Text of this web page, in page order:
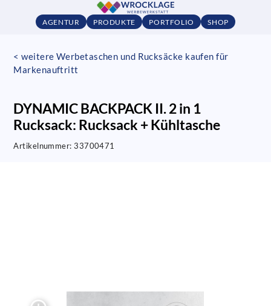
AGENTUR PRODUKTE PORTFOLIO SHOP
< weitere Werbetaschen und Rucksäcke kaufen für
Markenauftritt
DYNAMIC BACKPACK II. 2 in 1
Rucksack: Rucksack + Kühltasche
Artikelnummer:33700471